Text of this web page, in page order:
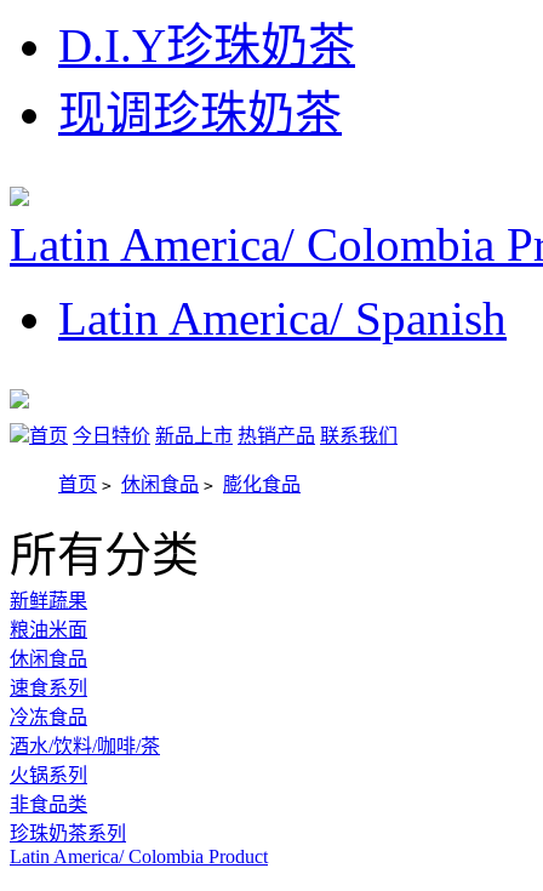
D.I.Y珍珠奶茶
现调珍珠奶茶
Latin America/ Colombia
Latin America/ Spanish
首页 今日特价 新品上市 热销产品 联系我们
首页 > 休闲食品 > 膨化食品
所有分类
新鲜蔬果
粮油米面
休闲食品
速食系列
冷冻食品
酒水/饮料/咖啡/茶
火锅系列
非食品类
珍珠奶茶系列
Latin America/ Colombia Product